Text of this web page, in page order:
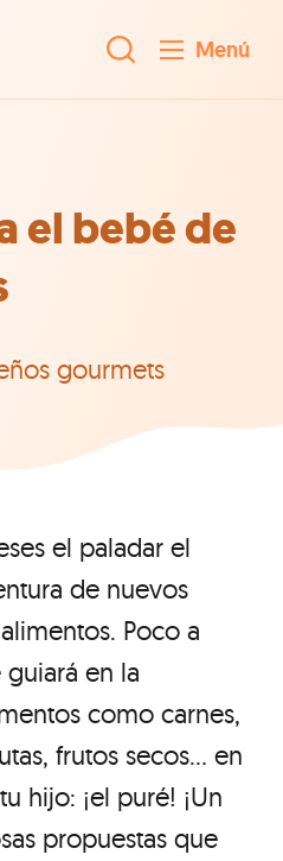
Menú
el bebé de
gourmets
el paladar el
de nuevos
Poco a
en la
como carnes,
frutos secos... en
hijo: ¡el puré! ¡Un
propuestas que